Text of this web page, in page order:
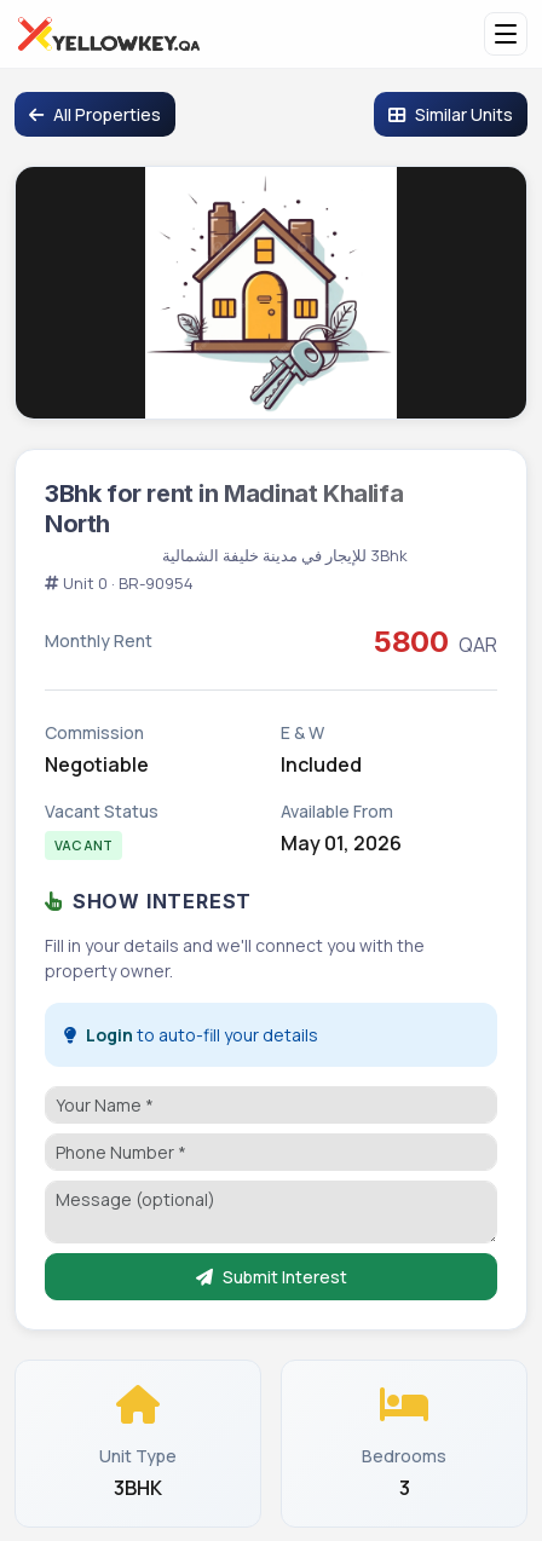
All Properties Similar Units
3Bhk for rent in Madinat Khalifa
North
3Bhk للإيجار في مدينة خليفة الشمالية
Unit 0 · BR-90954
Monthly Rent 5800 QAR
Commission
Negotiable
E & W
Included
Vacant Status
VACANT
Available From
May 01, 2026
SHOW INTEREST
Fill in your details and we'll connect you with the
property owner.
Login to auto-fill your details
Submit Interest
Unit Type
3BHK
Bedrooms
3